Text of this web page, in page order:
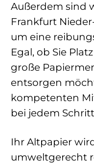
Außerdem sind
Frankfurt
um eine
Egal, ob Sie
große
entsorgen
kompetenten
bei jedem
Ihr Altpapier
umweltgerecht